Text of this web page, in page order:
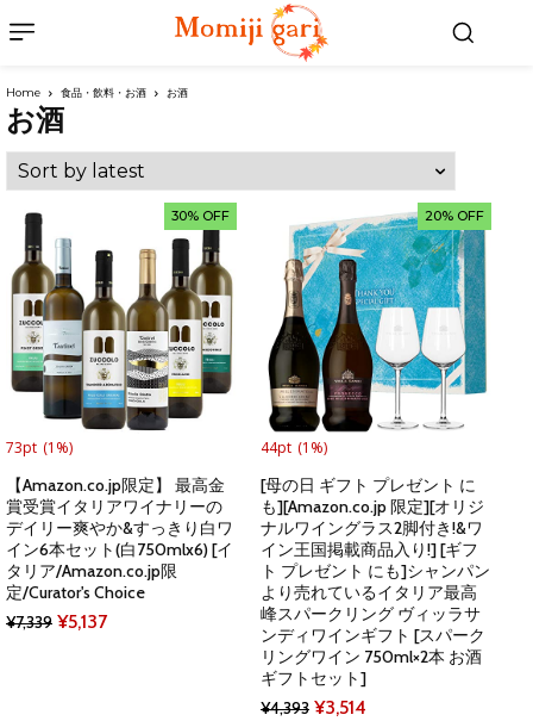
Home 食品・飲料・お酒 お酒
お酒
30% OFF
73pt (1%)
【Amazon.co.jp限定】 最高金
賞受賞イタリアワイナリーの
デイリー爽やか&すっきり白ワ
イン6本セット(白750mlx6) [イ
タリア/Amazon.co.jp限
定/Curator's Choice
¥7,339 Original
¥5,137Current
20% OFF
44pt (1%)
[母の日 ギフト プレゼント に
も][Amazon.co.jp 限定][オリジ
ナルワイングラス2脚付き!&ワ
イン王国掲載商品入り!] [ギフ
ト プレゼント にも]シャンパン
より売れているイタリア最高
峰スパークリング ヴィッラサ
ンディワインギフト [スパーク
リングワイン 750ml×2本 お酒
ギフトセット]
¥4,393 Original
¥3,514